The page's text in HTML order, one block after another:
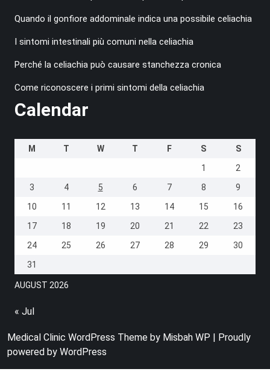
Quando il gonfiore addominale indica una possibile celiachia
I sintomi intestinali più comuni nella celiachia
Perché la celiachia può causare stanchezza cronica
Come riconoscere i primi sintomi della celiachia
Calendar
AUGUST 2026
M T W T F S
S
1
2
3
4 5 6 7 8
9
10
11 12 13 14 15
16
17
18 19 20 21 22
23
24
25 26 27 28 29
30
31
« Jul
Medical Clinic WordPress Theme by Misbah WP | Proudly
powered by WordPress